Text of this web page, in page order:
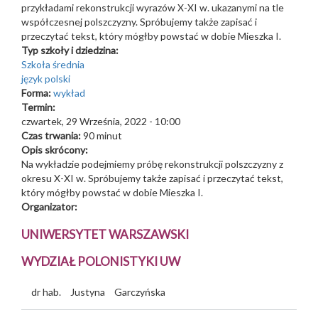
przykładami rekonstrukcji wyrazów X-XI w. ukazanymi na tle
współczesnej polszczyzny. Spróbujemy także zapisać i
przeczytać tekst, który mógłby powstać w dobie Mieszka I.
Typ szkoły i dziedzina:
Szkoła średnia
język polski
Forma:wykład
Termin:
czwartek, 29 Września, 2022 - 10:00
Czas trwania:90 minut
Opis skrócony:
Na wykładzie podejmiemy próbę rekonstrukcji polszczyzny z
okresu X-XI w. Spróbujemy także zapisać i przeczytać tekst,
który mógłby powstać w dobie Mieszka I.
Organizator:
UNIWERSYTET WARSZAWSKI
WYDZIAŁ POLONISTYKI UW
dr hab. Justyna Garczyńska